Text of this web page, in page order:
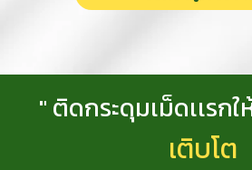
"ติดกระดุมเม็ดเเรกใ
เติบโต